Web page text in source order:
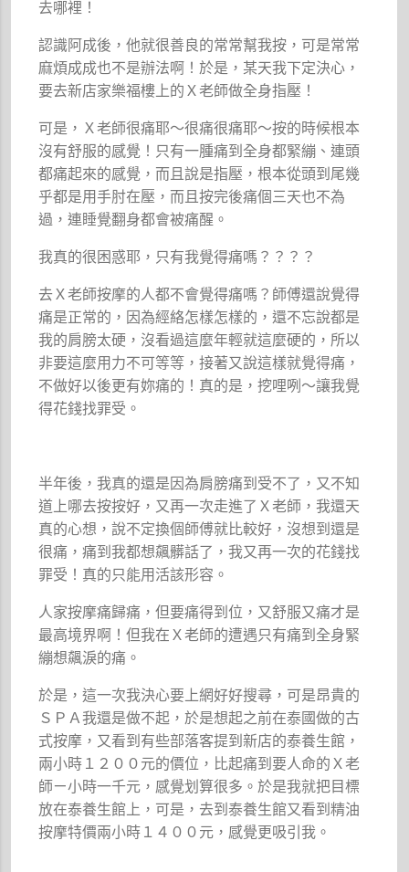
去哪裡！
認識阿成後，他就很善良的常常幫我按，可是常常
麻煩成成也不是辦法啊！於是，某天我下定決心，
要去新店家樂福樓上的Ｘ老師做全身指壓！
可是，Ｘ老師很痛耶～很痛很痛耶～按的時候根本
沒有舒服的感覺！只有一腫痛到全身都緊繃、連頭
都痛起來的感覺，而且說是指壓，根本從頭到尾幾
乎都是用手肘在壓，而且按完後痛個三天也不為
過，連睡覺翻身都會被痛醒。
我真的很困惑耶，只有我覺得痛嗎？？？？
去Ｘ老師按摩的人都不會覺得痛嗎？師傅還說覺得
痛是正常的，因為經絡怎樣怎樣的，還不忘說都是
我的肩膀太硬，沒看過這麼年輕就這麼硬的，所以
非要這麼用力不可等等，接著又說這樣就覺得痛，
不做好以後更有妳痛的！真的是，挖哩咧～讓我覺
得花錢找罪受。
半年後，我真的還是因為肩膀痛到受不了，又不知
道上哪去按按好，又再一次走進了Ｘ老師，我還天
真的心想，說不定換個師傅就比較好，沒想到還是
很痛，痛到我都想飆髒話了，我又再一次的花錢找
罪受！真的只能用活該形容。
人家按摩痛歸痛，但要痛得到位，又舒服又痛才是
最高境界啊！但我在Ｘ老師的遭遇只有痛到全身緊
繃想飆淚的痛。
於是，這一次我決心要上網好好搜尋，可是昂貴的
ＳＰＡ我還是做不起，於是想起之前在泰國做的古
式按摩，又看到有些部落客提到新店的泰養生館，
兩小時１２００元的價位，比起痛到要人命的Ｘ老
師ㄧ小時一千元，感覺划算很多。於是我就把目標
放在泰養生館上，可是，去到泰養生館又看到精油
按摩特價兩小時１４００元，感覺更吸引我。